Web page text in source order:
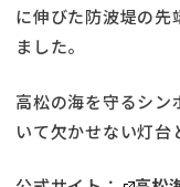
に伸びた防波堤の
ました。
高松の海を守るシン
いて欠かせない灯台